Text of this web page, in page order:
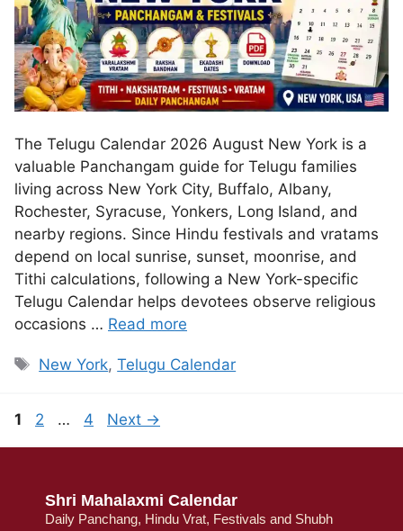
The Telugu Calendar 2026 August New York is a
valuable Panchangam guide for Telugu families
living across New York City, Buffalo, Albany,
Rochester, Syracuse, Yonkers, Long Island, and
nearby regions. Since Hindu festivals and vratams
depend on local sunrise, sunset, moonrise, and
Tithi calculations, following a New York-specific
Telugu Calendar helps devotees observe religious
occasions … Read more
New York,Telugu Calendar
1 2 … 4 Next →
Shri Mahalaxmi Calendar
Daily Panchang, Hindu Vrat, Festivals and Shubh